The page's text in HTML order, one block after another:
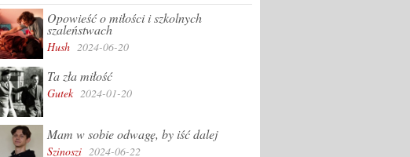
Opowieść o miłości i szkolnych
szaleństwach
Hush 2024-06-20
Ta zła miłość
Gutek 2024-01-20
Mam w sobie odwagę, by iść dalej
Szinoszi 2024-06-22